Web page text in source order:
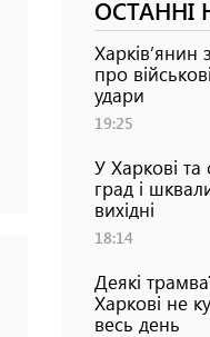
ОСТАННІ
Харків’янин
про
удари
19:25
У Харкові та
град і
вихідні
18:14
Деякі
Харкові не
весь день